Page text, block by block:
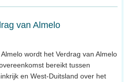
van Almelo
wordt het Verdrag van Almelo
bereikt tussen
en West-Duitsland over het